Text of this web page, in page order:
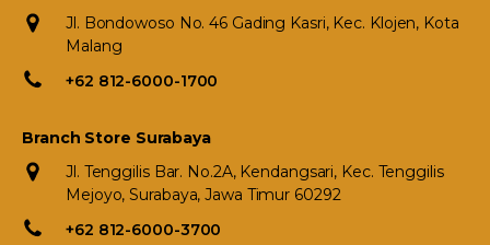
Jl. Bondowoso No. 46 Gading Kasri, Kec. Klojen, Kota
Malang
+62 812-6000-1700
Branch Store Surabaya
Jl. Tenggilis Bar. No.2A, Kendangsari, Kec. Tenggilis
Mejoyo, Surabaya, Jawa Timur 60292
+62 812-6000-3700